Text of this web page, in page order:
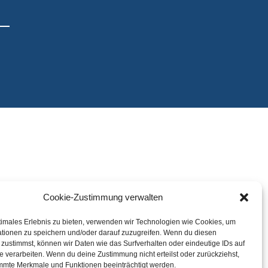
Cookie-Zustimmung verwalten
Erlebnis zu bieten, verwenden wir Technologien wie Cookies, um
zu speichern und/oder darauf zuzugreifen. Wenn du diesen
können wir Daten wie das Surfverhalten oder eindeutige IDs auf
verarbeiten. Wenn du deine Zustimmung nicht erteilst oder zurückziehst,
Merkmale und Funktionen beeinträchtigt werden.